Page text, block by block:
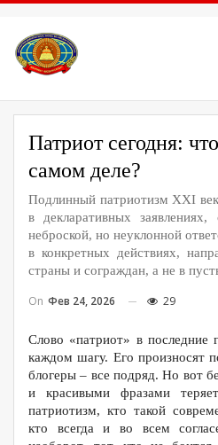
Патриот сегодня:
самом деле?
Подлинный патриотизм XXI
в декларативных заявлениях,
неброской, но неуклонной
в конкретных действиях,
страны и сограждан, а не в
On Фев 24, 2026 29
Слово «патриот» в последние
каждом шагу. Его произносят
блогеры – все подряд. Но вот
и красивыми фразами
патриотизм, кто такой
кто всегда и во всем